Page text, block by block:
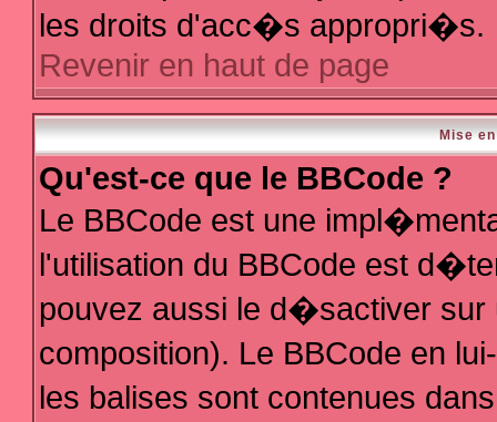
les droits d'acc�s appropri�s.
Revenir en haut de page
Mise
Qu'est-ce que le BBCode ?
Le BBCode est une
l'utilisation du BBCode est
pouvez aussi le d�sactiver sur
composition). Le BBCode en
les balises sont contenues